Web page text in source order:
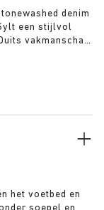
denim
een stijlvol
vakmanschap.
bekleed met
het voetbed en